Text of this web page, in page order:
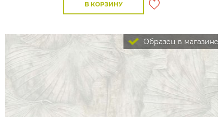
В КОРЗИНУ
Образец в магазине